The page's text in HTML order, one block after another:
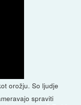
orožju. So ljudje
spraviti